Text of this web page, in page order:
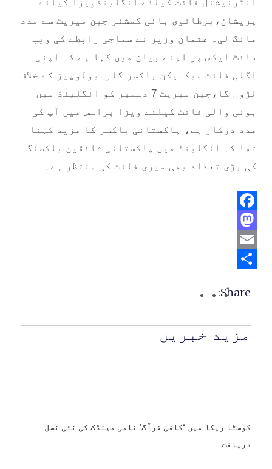
پریشان،برطانوی ہائی کمشنر جین میریٹ سے مدد
مانگ لی۔ عثمان وزیر نے سماجی رابطے کی ویب
سائٹ ایکس پر اپنے بیان میں کہا ہے کہ اپنی
اگلی فائٹ میکسیکن باکسر گارسیولوپیز کے خلاف
لڑوں گا،جین میریٹ 7 دسمبر کو انگلینڈ میں
ہونی والی فائٹ کیلئے ویزا پراسس میں آپ کی
مدد درکار ہے، پاکستانی باکسر کا مزید کہنا
تھا کہ انگلینڈ میں پاکستانی شائقین باکسنگ
کی بڑی تعداد بھی میری فائٹ کی منتظر ہے۔
Facebook
Mastodon
Email
Share
Share:
مزید خبریں
کوسٹا ریکا میں ‘کافی فرآگ’ نامی مینڈک کی نئی نسل
دریافت